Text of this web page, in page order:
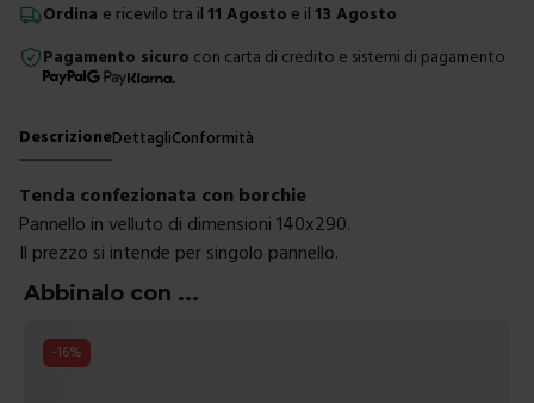
Ordina e ricevilo tra il 11 Agosto e il 13 Agosto
Pagamento sicuro con carta di credito e sistemi di pagamento
DescrizioneDettagliConformità
Tenda confezionata con borchie
Pannello in velluto di dimensioni 140x290.
Il prezzo si intende per singolo pannello.
Abbinalo con ...
-16%